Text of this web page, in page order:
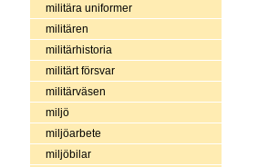
militära uniformer
militären
militärhistoria
militärt försvar
militärväsen
miljö
miljöarbete
miljöbilar